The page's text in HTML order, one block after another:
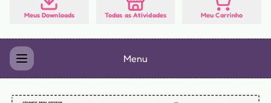
Meus Downloads Todas as Atividades Meu Carrinho
Menu